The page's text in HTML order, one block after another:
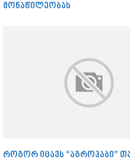
მონაწილეობას
როგორ იცავს “აგროჰაბი”